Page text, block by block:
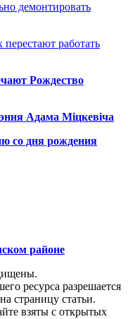
демонтировать
работать
Рождество
Адама Міцкевіча
со дня рождения
районе
ресурса разрешается
страницу статьи.
взяты с открытых